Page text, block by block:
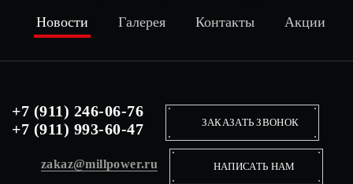
Новости
Галерея Контакты Акции
+7 (911) 246-06-76
+7 (911) 993-60-47
ЗАКАЗАТЬ ЗВОНОК
zakaz@millpower.ru НАПИСАТЬ НАМ